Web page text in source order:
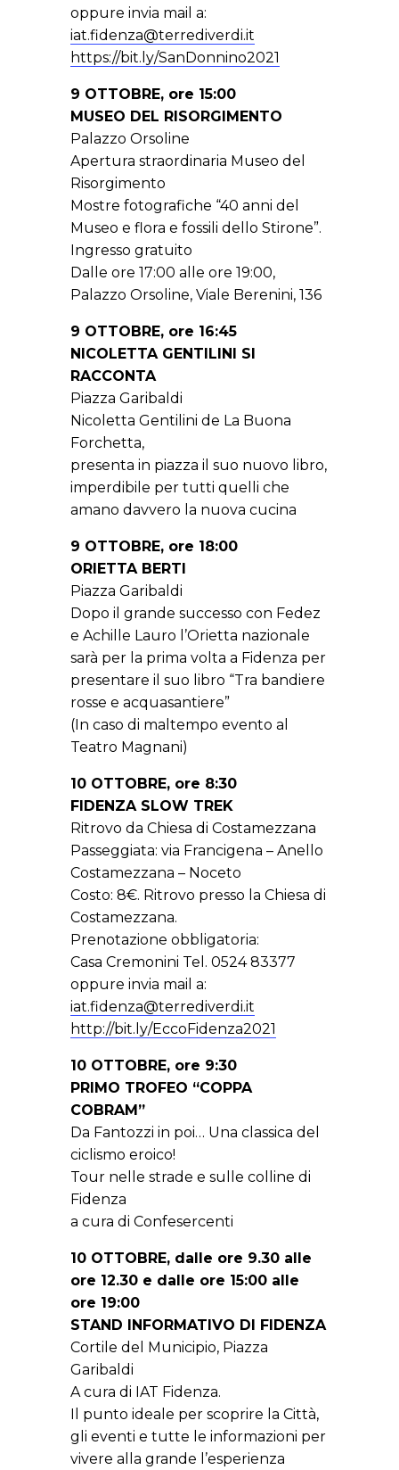
oppure invia mail a:
iat.fidenza@terrediverdi.it
https://bit.ly/SanDonnino2021
9 OTTOBRE, ore 15:00
MUSEO DEL RISORGIMENTO
Palazzo Orsoline
Apertura straordinaria Museo del
Risorgimento
Mostre fotografiche “40 anni del
Museo e flora e fossili dello Stirone”.
Ingresso gratuito
Dalle ore 17:00 alle ore 19:00,
Palazzo Orsoline, Viale Berenini, 136
9 OTTOBRE, ore 16:45
NICOLETTA GENTILINI SI
RACCONTA
Piazza Garibaldi
Nicoletta Gentilini de La Buona
Forchetta,
presenta in piazza il suo nuovo libro,
imperdibile per tutti quelli che
amano davvero la nuova cucina
9 OTTOBRE, ore 18:00
ORIETTA BERTI
Piazza Garibaldi
Dopo il grande successo con Fedez
e Achille Lauro l’Orietta nazionale
sarà per la prima volta a Fidenza per
presentare il suo libro “Tra bandiere
rosse e acquasantiere”
(In caso di maltempo evento al
Teatro Magnani)
10 OTTOBRE, ore 8:30
FIDENZA SLOW TREK
Ritrovo da Chiesa di Costamezzana
Passeggiata: via Francigena – Anello
Costamezzana – Noceto
Costo: 8€. Ritrovo presso la Chiesa di
Costamezzana.
Prenotazione obbligatoria:
Casa Cremonini Tel. 0524 83377
oppure invia mail a:
iat.fidenza@terrediverdi.it
http://bit.ly/EccoFidenza2021
10 OTTOBRE, ore 9:30
PRIMO TROFEO “COPPA
COBRAM”
Da Fantozzi in poi… Una classica del
ciclismo eroico!
Tour nelle strade e sulle colline di
Fidenza
a cura di Confesercenti
10 OTTOBRE, dalle ore 9.30 alle
ore 12.30 e dalle ore 15:00 alle
ore 19:00
STAND INFORMATIVO DI FIDENZA
Cortile del Municipio, Piazza
Garibaldi
A cura di IAT Fidenza.
Il punto ideale per scoprire la Città,
gli eventi e tutte le informazioni per
vivere alla grande l’esperienza